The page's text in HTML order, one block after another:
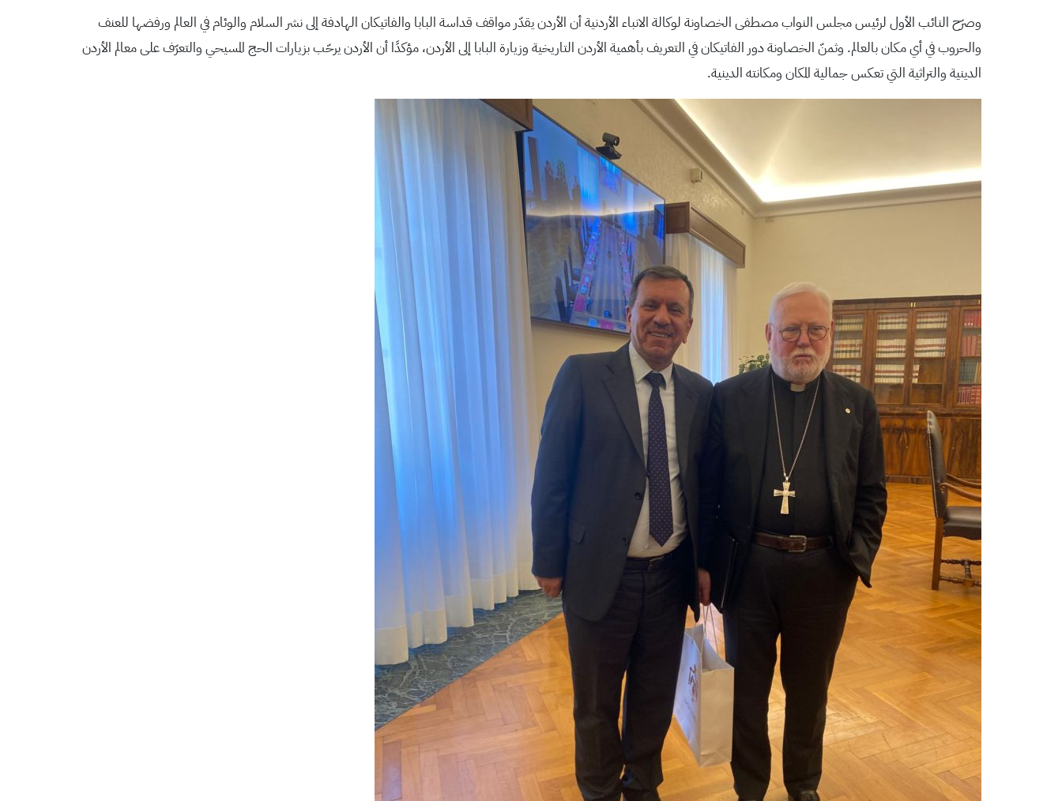
وصرّح النائب الأول لرئيس مجلس النواب مصطفى الخصاونة لوكالة الانباء الأردنية أن الأردن يقدّر مواقف قداسة البابا والفاتيكان الهادفة إلى نشر السلام والوئام في العالم ورفضها للعنف
والحروب في أي مكان بالعالم. وثمنّ الخصاونة دور الفاتيكان في التعريف بأهمية الأردن التاريخية وزيارة البابا إلى الأردن، مؤكدًا أن الأردن يرحّب بزيارات الحج المسيحي والتعرّف على معالم الأردن
الدينية والتراثية التي تعكس جمالية المكان ومكانته الدينية.